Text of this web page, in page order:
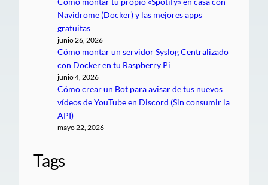
Navidrome (Docker) y las mejores apps
gratuitas
junio 26, 2026
Cómo montar un servidor Syslog Centralizado
con Docker en tu Raspberry Pi
junio 4, 2026
Cómo crear un Bot para avisar de tus nuevos
vídeos de YouTube en Discord (Sin consumir la
API)
mayo 22, 2026
Tags